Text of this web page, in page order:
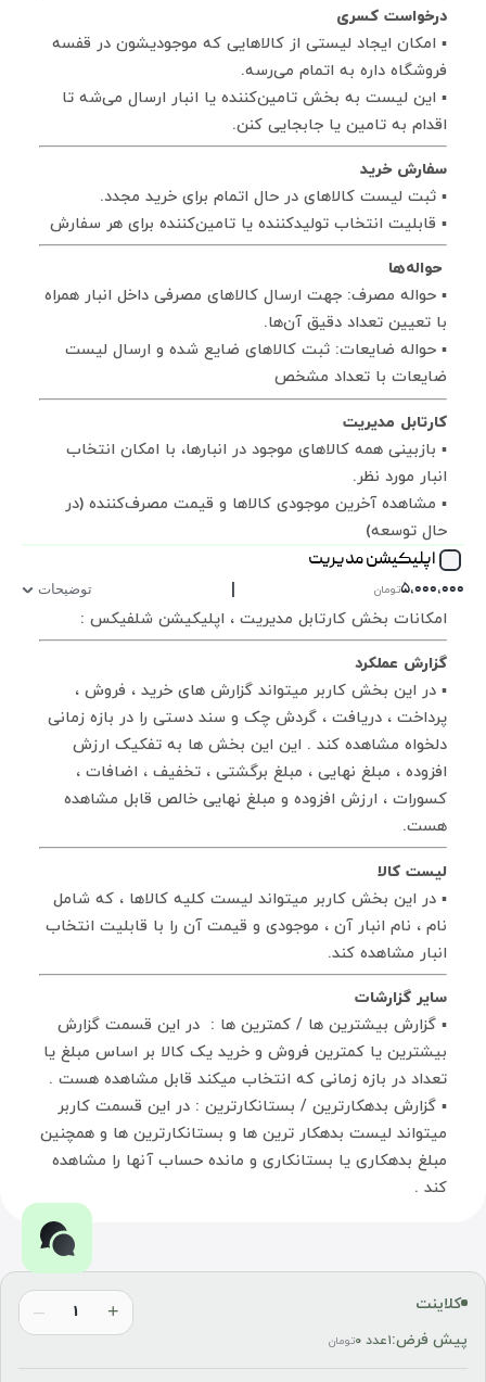
درخواست کسری
▪ امکان ایجاد لیستی از کالاهایی که موجودیشون در قفسه
فروشگاه داره به اتمام می‌رسه.
▪ این لیست به بخش تامین‌کننده یا انبار ارسال می‌شه تا
اقدام به تامین یا جابجایی کنن.
سفارش خرید
▪ ثبت لیست کالاهای در حال اتمام برای خرید مجدد.
▪ قابلیت انتخاب تولیدکننده یا تامین‌کننده برای هر سفارش
حواله‌ها
▪ حواله مصرف: جهت ارسال کالاهای مصرفی داخل انبار همراه
با تعیین تعداد دقیق آن‌ها.
▪ حواله ضایعات: ثبت کالاهای ضایع شده و ارسال لیست
ضایعات با تعداد مشخص
کارتابل مدیریت
▪ بازبینی همه کالاهای موجود در انبارها، با امکان انتخاب
انبار مورد نظر.
▪ مشاهده آخرین موجودی کالاها و قیمت مصرف‌کننده (در
حال توسعه)
اپلیکیشن مدیریت
۵,۰۰۰,۰۰۰تومان | توضیحات
امکانات بخش کارتابل مدیریت ، اپلیکیشن شلفیکس :
گزارش عملکرد
▪ در این بخش کاربر میتواند گزارش های خرید ، فروش ،
پرداخت ، دریافت ، گردش چک و سند دستی را در بازه زمانی
دلخواه مشاهده کند . این این بخش ها به تفکیک ارزش
افزوده ، مبلغ نهایی ، مبلغ برگشتی ، تخفیف ، اضافات ،
کسورات ، ارزش افزوده و مبلغ نهایی خالص قابل مشاهده
هست.
لیست کالا
▪ در این بخش کاربر میتواند لیست کلیه کالاها ، که شامل
نام ، نام انبار آن ، موجودی و قیمت آن را با قابلیت انتخاب
انبار مشاهده کند.
سایر گزارشات
▪ گزارش بیشترین ها / کمترین ها : در این قسمت گزارش
بیشترین یا کمترین فروش و خرید یک کالا بر اساس مبلغ یا
تعداد در بازه زمانی که انتخاب میکند قابل مشاهده هست .
▪ گزارش بدهکارترین / بستانکارترین : در این قسمت کاربر
میتواند لیست بدهکار ترین ها و بستانکارترین ها و همچنین
مبلغ بدهکاری یا بستانکاری و مانده حساب آنها را مشاهده
کند .
کلاینت
پیش فرض:۱عدد ۰تومان
+
–